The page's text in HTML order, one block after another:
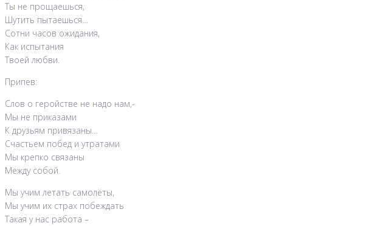
Ты не прощаешься,
Шутить пытаешься…
Сотни часов ожидания,
Как испытания
Твоей любви.
Припев:
Слов о геройстве не надо нам,-
Мы не приказами
К друзьям привязаны…
Счастьем побед и утратами
Мы крепко связаны
Между собой.
Мы учим летать самолёты,
Мы учим их страх побеждать
Такая у нас работа –